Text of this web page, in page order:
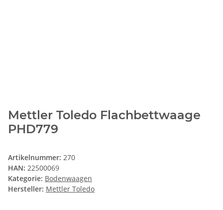
Mettler Toledo Flachbettwaage
PHD779
Artikelnummer: 270
HAN: 22500069
Kategorie: Bodenwaagen
Hersteller: Mettler Toledo